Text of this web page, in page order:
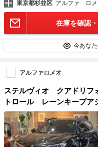
東京都杉並区
在庫を確認
今あな
アルファロメオ
ステルヴィオ クアドリフ
トロール レーンキープ
ｒｐｌａｙ バックカメ
純正２０インチアルミ ワ